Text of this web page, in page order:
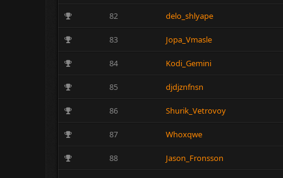
82 delo_shlyape
83 Jopa_Vmasle
84 Kodi_Gemini
85 djdjznfnsn
86 Shurik_Vetrovoy
87 Whoxqwe
88 Jason_Fronsson